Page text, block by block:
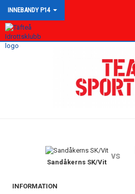
INNEBANDY P14
HEM
DOKUMENT
Sandåkerns SK/Vit
vs
INFORMATION